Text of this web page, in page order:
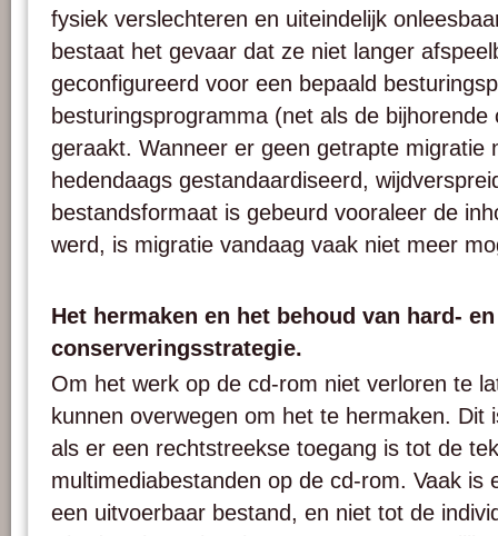
fysiek verslechteren en uiteindelijk
bestaat het gevaar dat ze niet langer
geconfigureerd voor een bepaald
besturingsprogramma (net als de
geraakt. Wanneer er geen getrapte migratie
hedendaags gestandaardiseerd,
bestandsformaat is gebeurd vooraleer de
werd, is migratie vandaag vaak niet meer
Het hermaken en het behoud van hard-
conserveringsstrategie.
Om het werk op de cd-rom niet verloren te
kunnen overwegen om het te hermaken. Dit
als er een rechtstreekse toegang is tot de
multimediabestanden op de cd-rom. Vaak is
een uitvoerbaar bestand, en niet tot de